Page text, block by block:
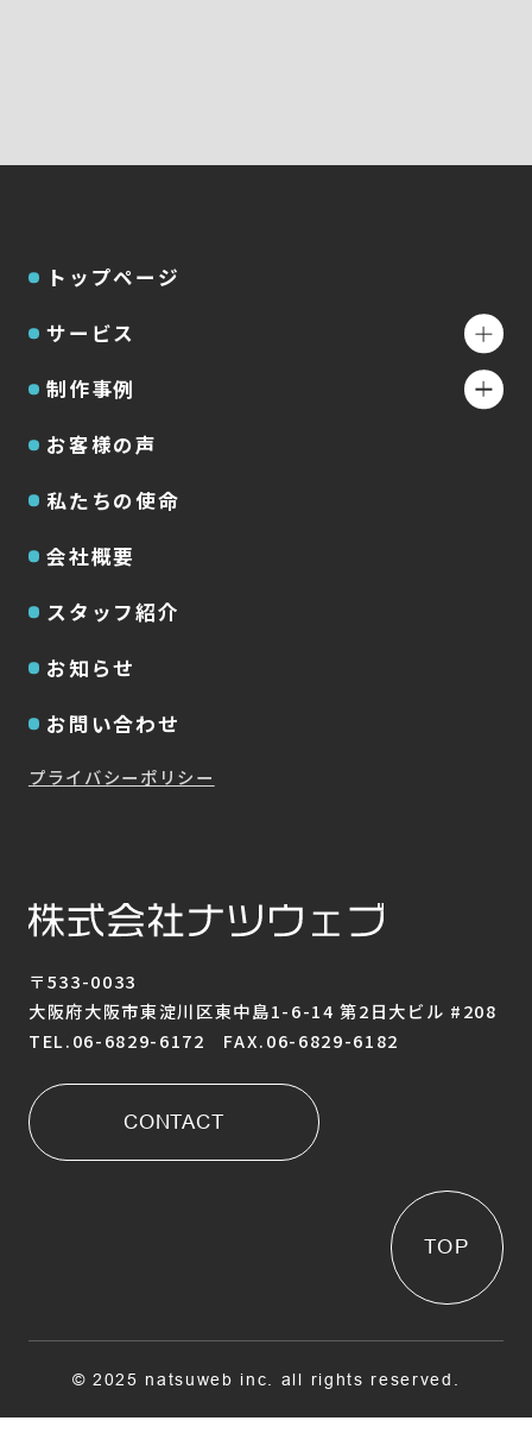
〒533-0033
大阪府大阪市東淀川区東中島1-6-14 第2日大ビル #208
TEL.06-6829-6172 FAX.06-6829-6182
CONTACT
トップページ
サービス
制作事例
お客様の声
私たちの使命
会社概要
スタッフ紹介
お知らせ
お問い合わせ
プライバシーポリシー
TOP
© 2025 natsuweb inc. all rights reserved.